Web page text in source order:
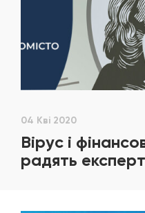
04 Кві 2020
Вірус і
радять